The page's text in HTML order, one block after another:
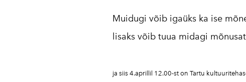
Muidugi võib igaüks ka ise
lisaks võib tuua midagi
ja siis 4.aprillil 12.00-st on Tartu